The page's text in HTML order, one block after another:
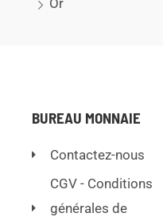
BUREAU MONNAIE
Contactez-nous
CGV - Conditions
générales de